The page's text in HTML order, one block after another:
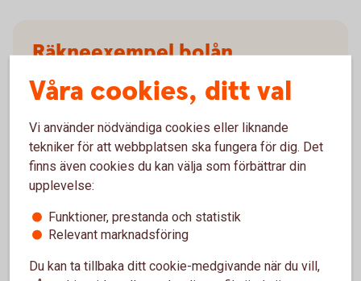
Räkneexempel bolån
Ett lånebelopp på 1 000 000 kronor, till 3,89 %
2026-05-29), med rak amortering
återbetalningstid 50 år, effektiv ränta: 3,98 %.
Första månadsbetalningen inklusive amortering
är 4 908 kronor, sista månadsbetalningen
belopp att betala om räntan är oförändrad under
lånets löptid är 1 974 121 kronor. Antalet
Våra cookies, ditt val
Vi använder nödvändiga cookies eller liknande
tekniker för att webbplatsen ska fungera för dig. Det
finns även cookies du kan välja som förbättrar din
upplevelse:
Funktioner, prestanda och statistik
Relevant marknadsföring
Du kan ta tillbaka ditt cookie-medgivande när du vill,